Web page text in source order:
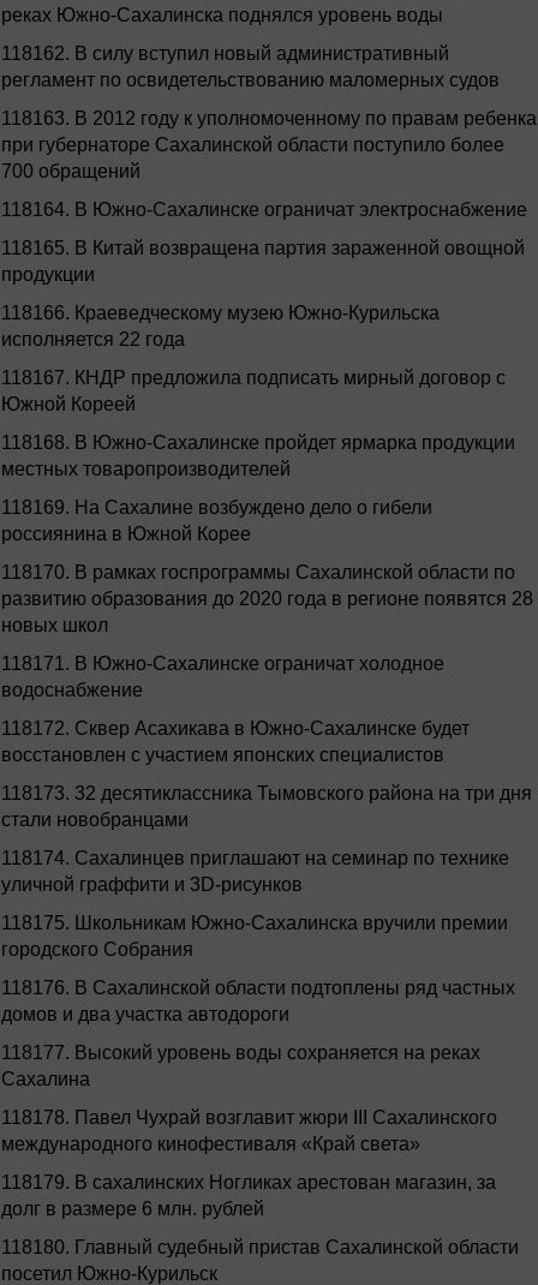
реках Южно-Сахалинска поднялся уровень воды
118162. В силу вступил новый административный
регламент по освидетельствованию маломерных судов
118163. В 2012 году к уполномоченному по правам ребенка
при губернаторе Сахалинской области поступило более
700 обращений
118164. В Южно-Сахалинске ограничат электроснабжение
118165. В Китай возвращена партия зараженной овощной
продукции
118166. Краеведческому музею Южно-Курильска
исполняется 22 года
118167. КНДР предложила подписать мирный договор с
Южной Кореей
118168. В Южно-Сахалинске пройдет ярмарка продукции
местных товаропроизводителей
118169. На Сахалине возбуждено дело о гибели
россиянина в Южной Корее
118170. В рамках госпрограммы Сахалинской области по
развитию образования до 2020 года в регионе появятся 28
новых школ
118171. В Южно-Сахалинске ограничат холодное
водоснабжение
118172. Сквер Асахикава в Южно-Сахалинске будет
восстановлен с участием японских специалистов
118173. 32 десятиклассника Тымовского района на три дня
стали новобранцами
118174. Сахалинцев приглашают на семинар по технике
уличной граффити и 3D-рисунков
118175.
Школьникам Южно-Сахалинска вручили премии
городского Собрания
118176. В Сахалинской области подтоплены ряд частных
домов и два участка автодороги
118177. Высокий уровень воды сохраняется на реках
Сахалина
118178. Павел Чухрай возглавит жюри III Сахалинского
международного кинофестиваля «Край света»
118179. В сахалинских Ногликах арестован магазин, за
долг в размере 6 млн. рублей
118180. Главный судебный пристав Сахалинской области
посетил Южно-Курильск